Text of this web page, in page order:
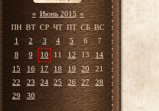
« Июнь 2015 »
ПН ВТ СР ЧТ ПТ СБ ВС
1
2 3 4 5 6
7
8
9 10 11 12 13
14
15
16 17 18 19 20
21
22
23 24 25 26 27
28
29
30